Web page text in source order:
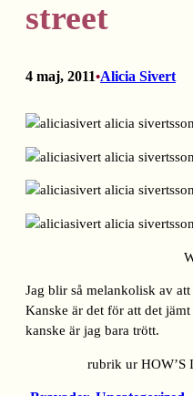
street
4 maj, 2011•Alicia Sivert
Jag blir så melankolisk av
Kanske är det för att det
kanske är jag bara trött.
rubrik ur HOW’S